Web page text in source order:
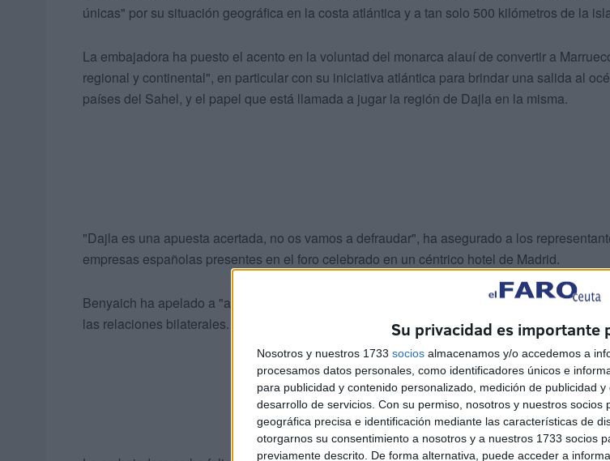
Su privacidad es importante
Nosotros y nuestros 1733 socios almacenamos y/o accedemos a
procesamos datos personales, como identificadores únicos e
para publicidad y contenido personalizado, medición de publicidad
desarrollo de servicios. Con su permiso, nosotros y nuestros socios
geográfica precisa e identificación mediante las características de
otorgarnos su consentimiento a nosotros y a nuestros 1733 socios
previamente descrito. De forma alternativa, puede acceder a
únicas" por su situación geográfica en la costa atlántica y a tan solo 500 kilómetros de la
La embajadora ha puesto el acento en la voluntad del monarca alauí de convertir a
regional y continental", en particular con su iniciativa atlántica para brindar una salida al
países del Sahel, y el papel que está llamada a jugar la región de Dajla en la misma.
"Dajla es una apuesta acertada, no os vamos a defraudar", ha asegurado a los
empresas españolas presentes en el foro celebrado en un céntrico hotel de Madrid.
Benyaich ha apelado a "aprovechar las ventajas que ofrece la región así como el momento
las relaciones bilaterales.